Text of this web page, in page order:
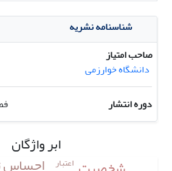
شناسنامه نشریه
صاحب امتیاز
دانشگاه خوارزمی
دوره انتشار
ابر واژگان
اعتبار